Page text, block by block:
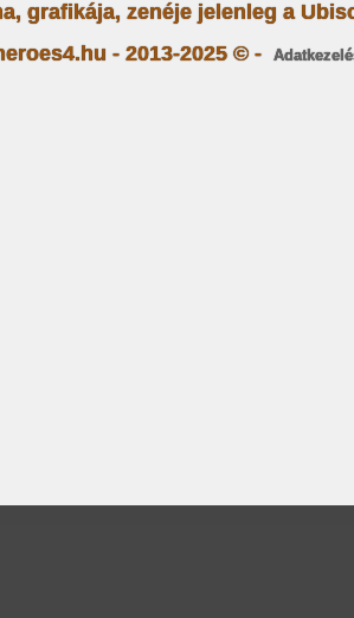
grafikája, zenéje jelenleg a
- 2013-2025 © -